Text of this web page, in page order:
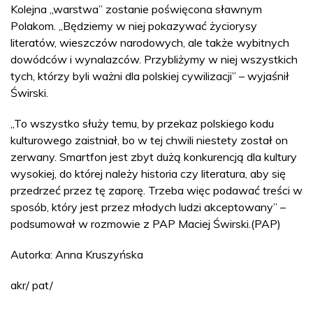
Kolejna „warstwa” zostanie poświęcona sławnym
Polakom. „Będziemy w niej pokazywać życiorysy
literatów, wieszczów narodowych, ale także wybitnych
dowódców i wynalazców. Przybliżymy w niej wszystkich
tych, którzy byli ważni dla polskiej cywilizacji” – wyjaśnił
Świrski.
„To wszystko służy temu, by przekaz polskiego kodu
kulturowego zaistniał, bo w tej chwili niestety został on
zerwany. Smartfon jest zbyt dużą konkurencją dla kultury
wysokiej, do której należy historia czy literatura, aby się
przedrzeć przez tę zaporę. Trzeba więc podawać treści w
sposób, który jest przez młodych ludzi akceptowany” –
podsumował w rozmowie z PAP Maciej Świrski.(PAP)
Autorka: Anna Kruszyńska
akr/ pat/